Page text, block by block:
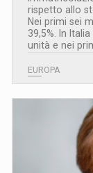
rispetto allo
Nei primi sei
39,5%. In
unità e nei
EUROPA